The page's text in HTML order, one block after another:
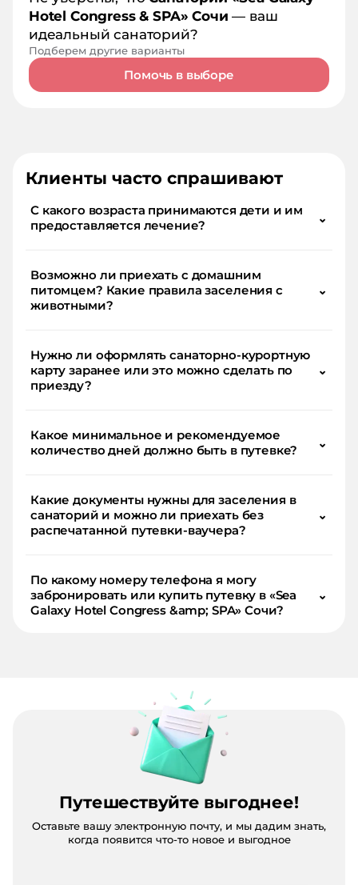
Hotel Congress & SPA» Сочи — ваш
идеальный санаторий?
Подберем другие варианты
Помочь в выборе
Клиенты часто спрашивают
С какого возраста принимаются дети и им
предоставляется лечение?
⌄
Возможно ли приехать с домашним
питомцем? Какие правила заселения с
животными?
⌄
Нужно ли оформлять санаторно-курортную
карту заранее или это можно сделать по
приезду?
⌄
Какое минимальное и рекомендуемое
количество дней должно быть в путевке?
⌄
Какие документы нужны для заселения в
санаторий и можно ли приехать без
распечатанной путевки-ваучера?
⌄
По какому номеру телефона я могу
забронировать или купить путевку в «Sea
Galaxy Hotel Congress &amp; SPA» Сочи?
⌄
Путешествуйте выгоднее!
Оставьте вашу электронную почту, и мы дадим знать,
когда появится что-то новое и выгодное